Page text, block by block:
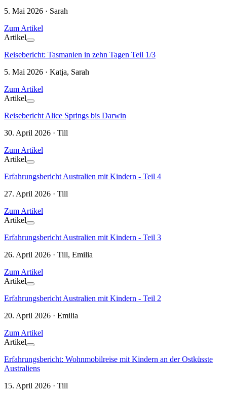
5. Mai 2026 · Sarah
Zum Artikel
Artikel
Reisebericht: Tasmanien in zehn Tagen Teil 1/3
5. Mai 2026 · Katja, Sarah
Zum Artikel
Artikel
Reisebericht Alice Springs bis Darwin
30. April 2026 · Till
Zum Artikel
Artikel
Erfahrungsbericht Australien mit Kindern - Teil 4
27. April 2026 · Till
Zum Artikel
Artikel
Erfahrungsbericht Australien mit Kindern - Teil 3
26. April 2026 · Till, Emilia
Zum Artikel
Artikel
Erfahrungsbericht Australien mit Kindern - Teil 2
20. April 2026 · Emilia
Zum Artikel
Artikel
Erfahrungsbericht: Wohnmobilreise mit Kindern an der Ostküsste
Australiens
15. April 2026 · Till